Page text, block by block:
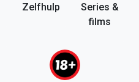
Zelfhulp
Series &
films